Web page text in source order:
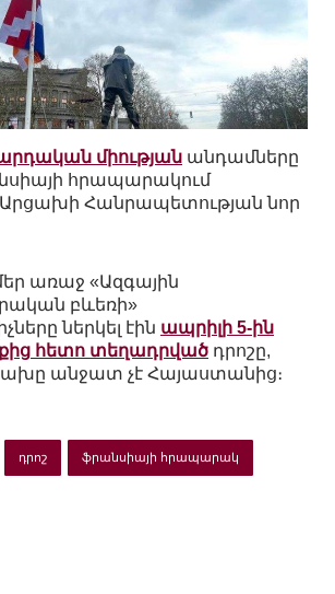
միության անդամները
հրապարակում
Արցախի Հանրապետության նոր
առաջ «Ազգային
բևեռի»
ներկել էին ապրիլի 5-ին
հետո տեղադրված դրոշը,
անջատ չէ Հայաստանից։
դրոշ ֆրանսիայի հրապարակ